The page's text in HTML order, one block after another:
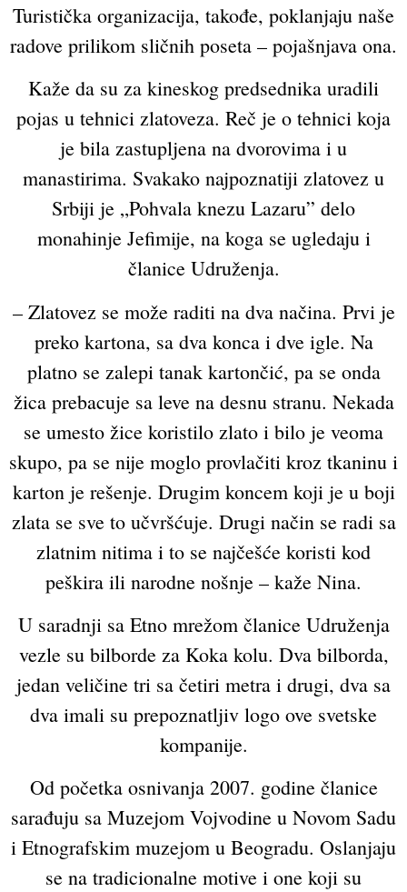
Turistička organizacija, takođe, poklanjaju naše
radove prilikom sličnih poseta – pojašnjava ona.
Kaže da su za kineskog predsednika uradili
pojas u tehnici zlatoveza. Reč je o tehnici koja
je bila zastupljena na dvorovima i u
manastirima. Svakako najpoznatiji zlatovez u
Srbiji je „Pohvala knezu Lazaru” delo
monahinje Jefimije, na koga se ugledaju i
članice Udruženja.
– Zlatovez se može raditi na dva načina. Prvi je
preko kartona, sa dva konca i dve igle. Na
platno se zalepi tanak kartončić, pa se onda
žica prebacuje sa leve na desnu stranu. Nekada
se umesto žice koristilo zlato i bilo je veoma
skupo, pa se nije moglo provlačiti kroz tkaninu i
karton je rešenje. Drugim koncem koji je u boji
zlata se sve to učvršćuje. Drugi način se radi sa
zlatnim nitima i to se najčešće koristi kod
peškira ili narodne nošnje – kaže Nina.
U saradnji sa Etno mrežom članice Udruženja
vezle su bilborde za Koka kolu. Dva bilborda,
jedan veličine tri sa četiri metra i drugi, dva sa
dva imali su prepoznatljiv logo ove svetske
kompanije.
Od početka osnivanja 2007. godine članice
sarađuju sa Muzejom Vojvodine u Novom Sadu
i Etnografskim muzejom u Beogradu. Oslanjaju
se na tradicionalne motive i one koji su